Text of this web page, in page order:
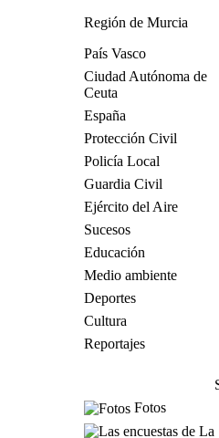
Región de Murcia
País Vasco
Ciudad Autónoma de
Ceuta
España
Protección Civil
Policía Local
Guardia Civil
Ejército del Aire
Sucesos
Educación
Medio ambiente
Deportes
Cultura
Reportajes
Fotos